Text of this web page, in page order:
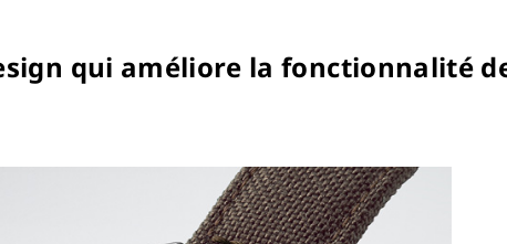
qui améliore la fonctionnalité